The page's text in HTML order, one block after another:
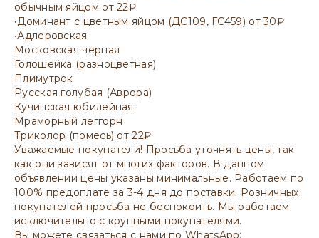
обычным яйцом от 22₽
•Доминант с цветным яйцом (ДС109, ГС459) от 30₽
•Адлеровская
Московская черная
Голошейка (разноцветная)
Плимутрок
Русская голубая (Аврора)
Кучинская юбилейная
Мраморный леггорн
Триколор (помесь) от 22₽
Уважаемые покупатели! Просьба уточнять цены, так
как они зависят от многих факторов. В данном
объявлении цены указаны минимальные. Работаем по
100% предоплате за 3-4 дня до поставки. Розничных
покупателей просьба не беспокоить. Мы работаем
исключительно с крупными покупателями.
Вы можете связаться с нами по WhatsApp: